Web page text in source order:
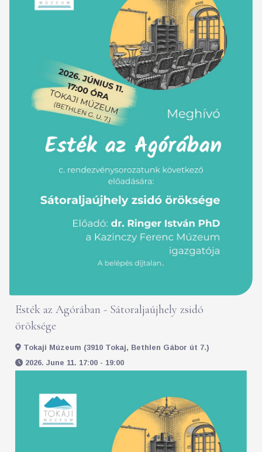
Esték az Agórában - Sátoraljaújhely zsidó
öröksége
Tokaji Múzeum (3910 Tokaj, Bethlen Gábor út 7.)
2026. June 11. 17:00 - 19:00